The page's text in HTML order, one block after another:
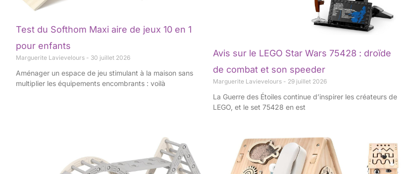
Test du Softhom Maxi aire de jeux 10 en 1
pour enfants
Marguerite Lavievelours 30 juillet 2026
Aménager un espace de jeu stimulant à la maison sans
multiplier les équipements encombrants : voilà
Avis sur le LEGO Star Wars 75428 : droïde
de combat et son speeder
Marguerite Lavievelours 29 juillet 2026
La Guerre des Étoiles continue d’inspirer les créateurs de
LEGO, et le set 75428 en est